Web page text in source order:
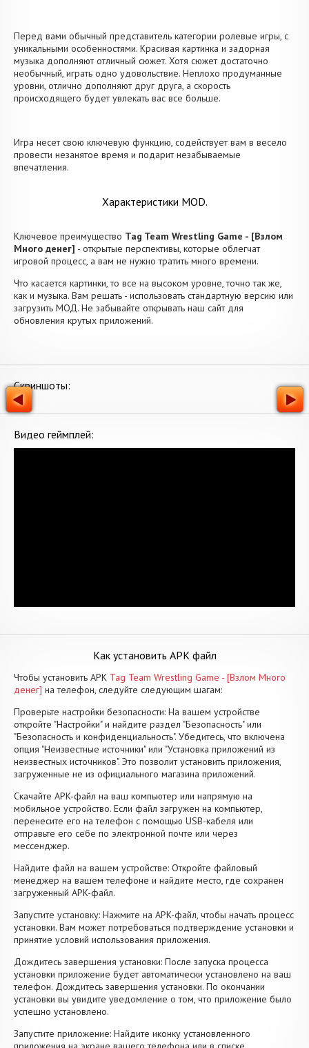
Перед вами обычный представитель категории ролевые игры, с
уникальными особенностями. Красивая картинка и задорная
музыка дополняют отличный сюжет. Хотя сюжет достаточно
необычный, играть одно удовольствие. Неплохо продуманные
уровни, отлично дополняют друг друга, а скорость
происходящего будет увлекать вас все больше.
Игра несет свою ключевую функцию, содействует вам в весело
провести незанятое время и подарит незабываемые
впечатления.
Характеристики MOD.
Ключевое преимущество Tag Team Wrestling Game - [Взлом
Много денег] - открытые перспективы, которые облегчат
игровой процесс, а вам не нужно тратить много времени.
Что касается картинки, то все на высоком уровне, точно так же,
как и музыка. Вам решать - использовать стандартную версию или
загрузить МОД. Не забывайте открывать наш сайт для
обновления крутых приложений.
Скриншоты:
Видео геймплей:
Как установить APK файл
Чтобы установить APK Tag Team Wrestling Game - [Взлом Много
денег] на телефон, следуйте следующим шагам:
Проверьте настройки безопасности: На вашем устройстве
откройте "Настройки" и найдите раздел "Безопасность" или
"Безопасность и конфиденциальность". Убедитесь, что включена
опция "Неизвестные источники" или "Установка приложений из
неизвестных источников". Это позволит установить приложения,
загруженные не из официального магазина приложений.
Скачайте APK-файл на ваш компьютер или напрямую на
мобильное устройство. Если файл загружен на компьютер,
перенесите его на телефон с помощью USB-кабеля или
отправьте его себе по электронной почте или через
мессенджер.
Найдите файл на вашем устройстве: Откройте файловый
менеджер на вашем телефоне и найдите место, где сохранен
загруженный APK-файл.
Запустите установку: Нажмите на APK-файл, чтобы начать процесс
установки. Вам может потребоваться подтверждение установки и
принятие условий использования приложения.
Дождитесь завершения установки: После запуска процесса
установки приложение будет автоматически установлено на ваш
телефон. Дождитесь завершения установки. По окончании
установки вы увидите уведомление о том, что приложение было
успешно установлено.
Запустите приложение: Найдите иконку установленного